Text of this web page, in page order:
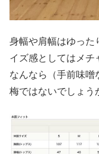
身幅や肩幅はゆった
イズ感としてはメチ
なんなら（手前味噌
梅ではないでしょう